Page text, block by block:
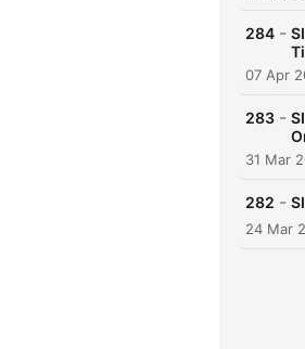
284 -
07 Apr
283 -
31 Mar
282 -
24 Mar